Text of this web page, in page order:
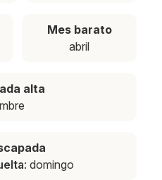
Mes barato
abril
alta
: domingo